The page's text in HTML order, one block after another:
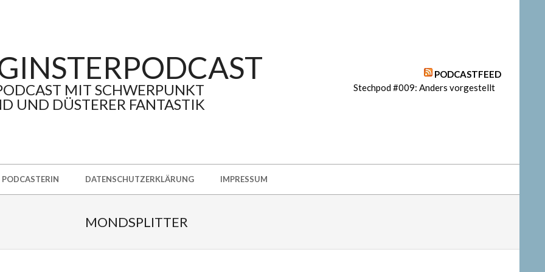
MIT SCHWERPUNKT
UND DÜSTERER FANTASTIK
PODCASTFEED
Stechpod #009: Anders vorgestellt
PODCASTERIN DATENSCHUTZERKLÄRUNG IMPRESSUM
MONDSPLITTER